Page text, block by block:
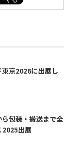
京2026に出展し
包装・搬送まで全
2025出展